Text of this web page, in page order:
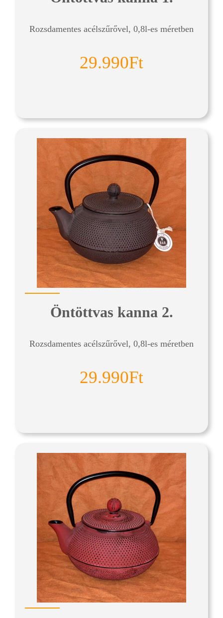
Rozsdamentes acélszűrővel, 0,8l-es méretben
29.990Ft
Öntöttvas kanna 2.
Rozsdamentes acélszűrővel, 0,8l-es méretben
29.990Ft